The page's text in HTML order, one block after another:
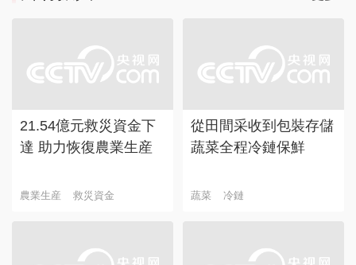
21.54億元救災資金下
達 助力恢復農業生産
農業生産 救災資金
從田間采收到包裝存儲
蔬菜全程冷鏈保鮮
蔬菜 冷鏈